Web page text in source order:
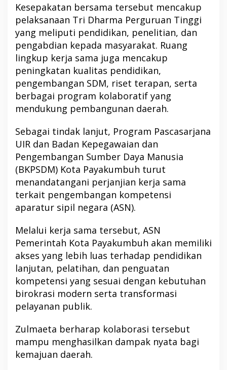
Kesepakatan bersama tersebut mencakup
pelaksanaan Tri Dharma Perguruan Tinggi
yang meliputi pendidikan, penelitian, dan
pengabdian kepada masyarakat. Ruang
lingkup kerja sama juga mencakup
peningkatan kualitas pendidikan,
pengembangan SDM, riset terapan, serta
berbagai program kolaboratif yang
mendukung pembangunan daerah.
Sebagai tindak lanjut, Program Pascasarjana
UIR dan Badan Kepegawaian dan
Pengembangan Sumber Daya Manusia
(BKPSDM) Kota Payakumbuh turut
menandatangani perjanjian kerja sama
terkait pengembangan kompetensi
aparatur sipil negara (ASN).
Melalui kerja sama tersebut, ASN
Pemerintah Kota Payakumbuh akan memiliki
akses yang lebih luas terhadap pendidikan
lanjutan, pelatihan, dan penguatan
kompetensi yang sesuai dengan kebutuhan
birokrasi modern serta transformasi
pelayanan publik.
Zulmaeta berharap kolaborasi tersebut
mampu menghasilkan dampak nyata bagi
kemajuan daerah.